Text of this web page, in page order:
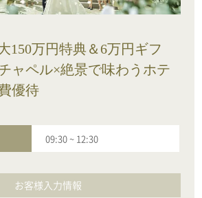
150万円特典＆6万円ギフ
ャペル×絶景で味わうホテ
優待
09:30~ 12:30
お客様入力情報